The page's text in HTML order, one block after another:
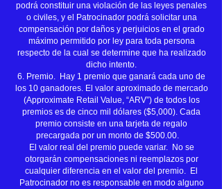
podrá constituir una violación de las leyes penales
o civiles, y el Patrocinador podrá solicitar una
compensación por daños y perjuicios en el grado
máximo permitido por ley para toda persona
respecto de la cual se determine que ha realizado
dicho intento.
6. Premio. Hay 1 premio que ganará cada uno de
los 10 ganadores. El valor aproximado de mercado
(Approximate Retail Value, “ARV”) de todos los
premios es de cinco mil dólares ($5,000). Cada
premio consiste en una tarjeta de regalo
precargada por un monto de $500.00.
El valor real del premio puede variar. No se
otorgarán compensaciones ni reemplazos por
cualquier diferencia en el valor del premio. El
Patrocinador no es responsable en modo alguno